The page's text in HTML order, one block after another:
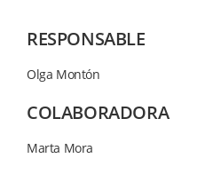
RESPONSABLE
Olga Montón
COLABORADORA
Marta Mora